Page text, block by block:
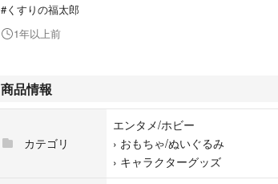
#くすりの福太郎
1年以上前
商品情報
カテゴリ
エンタメ/ホビー
› おもちゃ/ぬいぐるみ
› キャラクターグッズ